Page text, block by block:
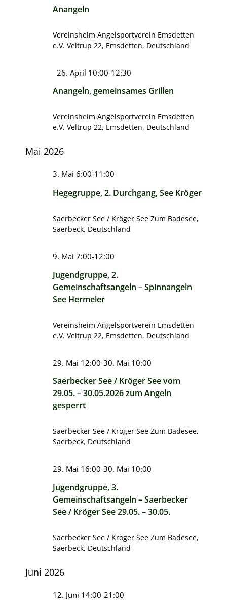
Anangeln
Vereinsheim Angelsportverein Emsdetten
e.V. Veltrup 22, Emsdetten, Deutschland
Anangeln, gemeinsames Grillen
Hervorgehoben
26. April 10:00-12:30
Vereinsheim Angelsportverein Emsdetten
e.V. Veltrup 22, Emsdetten, Deutschland
Mai 2026
Hegegruppe, 2. Durchgang, See Kröger
3. Mai 6:00-11:00
Saerbecker See / Kröger See Zum Badesee,
Saerbeck, Deutschland
Jugendgruppe, 2.
Gemeinschaftsangeln – Spinnangeln
See Hermeler
9. Mai 7:00-12:00
Vereinsheim Angelsportverein Emsdetten
e.V. Veltrup 22, Emsdetten, Deutschland
Saerbecker See / Kröger See vom
29.05. – 30.05.2026 zum Angeln
gesperrt
29. Mai 12:00-30. Mai 10:00
Saerbecker See / Kröger See Zum Badesee,
Saerbeck, Deutschland
Jugendgruppe, 3.
Gemeinschaftsangeln – Saerbecker
See / Kröger See 29.05. – 30.05.
29. Mai 16:00-30. Mai 10:00
Saerbecker See / Kröger See Zum Badesee,
Saerbeck, Deutschland
Juni 2026
12. Juni 14:00-21:00